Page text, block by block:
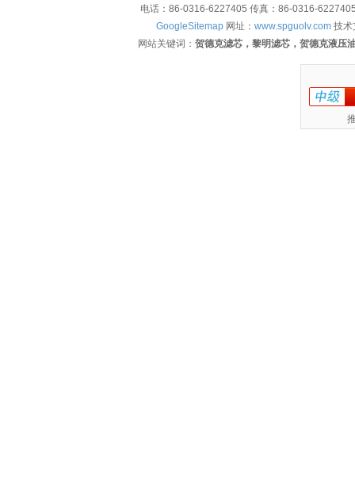
电话：86-0316-6227405 传真：86-0316-
GoogleSitemap 网址： www.spguolv.com 技术
网站关键词： 贺德克滤芯，黎明滤芯，贺德克液压